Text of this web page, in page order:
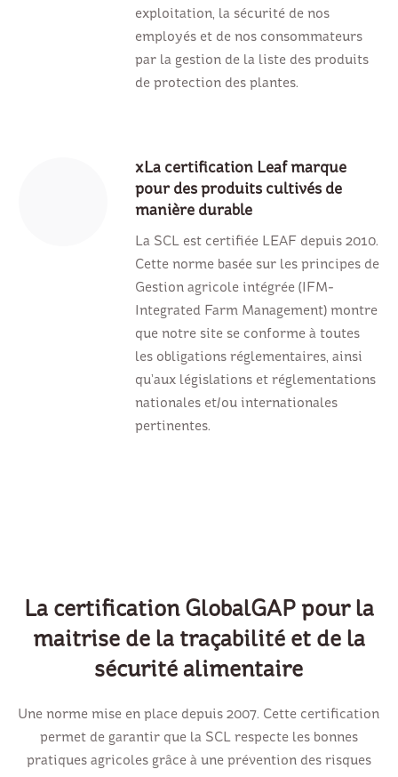
exploitation, la sécurité de nos
employés et de nos consommateurs
par la gestion de la liste des produits
de protection des plantes.
xLa certification Leaf marque
pour des produits cultivés de
manière durable
La SCL est certifiée LEAF depuis 2010.
Cette norme basée sur les principes de
Gestion agricole intégrée (IFM-
Integrated Farm Management) montre
que notre site se conforme à toutes
les obligations réglementaires, ainsi
qu’aux législations et réglementations
nationales et/ou internationales
pertinentes.
La certification GlobalGAP pour la
maitrise de la traçabilité et de la
sécurité alimentaire
Une norme mise en place depuis 2007. Cette certification
permet de garantir que la SCL respecte les bonnes
pratiques agricoles grâce à une prévention des risques